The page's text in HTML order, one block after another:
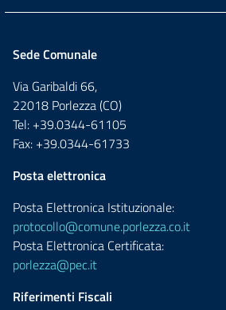
Sede Comunale
Via Garibaldi 66,
22018 Porlezza (CO)
Tel: +39.0344-61105
Fax: +39.0344-61733
Posta elettronica
Posta Elettronica Istituzionale:
protocollo@comune.porlezza.co.it
Posta Elettronica Certificata:
porlezza@pec.it
Riferimenti Fiscali